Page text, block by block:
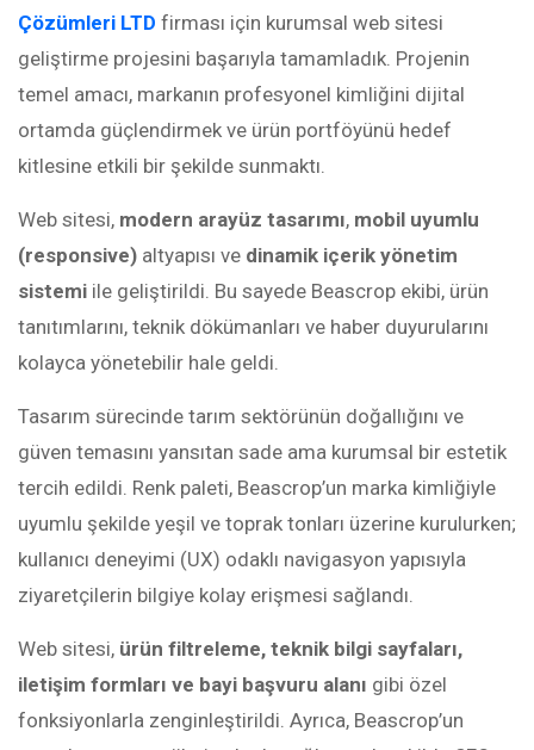
Çözümleri LTD firması için kurumsal web sitesi
geliştirme projesini başarıyla tamamladık. Projenin
temel amacı, markanın profesyonel kimliğini dijital
ortamda güçlendirmek ve ürün portföyünü hedef
kitlesine etkili bir şekilde sunmaktı.
Web sitesi, modern arayüz tasarımı, mobil uyumlu
(responsive) altyapısı ve dinamik içerik yönetim
sistemi ile geliştirildi. Bu sayede Beascrop ekibi, ürün
tanıtımlarını, teknik dökümanları ve haber duyurularını
kolayca yönetebilir hale geldi.
Tasarım sürecinde tarım sektörünün doğallığını ve
güven temasını yansıtan sade ama kurumsal bir estetik
tercih edildi. Renk paleti, Beascrop’un marka kimliğiyle
uyumlu şekilde yeşil ve toprak tonları üzerine kurulurken;
kullanıcı deneyimi (UX) odaklı navigasyon yapısıyla
ziyaretçilerin bilgiye kolay erişmesi sağlandı.
Web sitesi, ürün filtreleme, teknik bilgi sayfaları,
iletişim formları ve bayi başvuru alanı gibi özel
fonksiyonlarla zenginleştirildi. Ayrıca, Beascrop’un